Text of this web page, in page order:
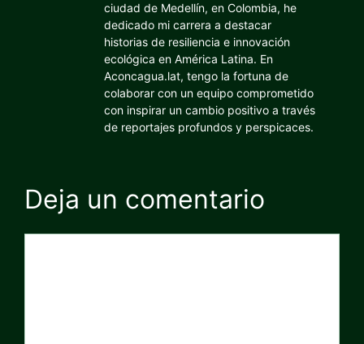
ciudad de Medellín, en Colombia, he
dedicado mi carrera a destacar
historias de resiliencia e innovación
ecológica en América Latina. En
Aconcagua.lat, tengo la fortuna de
colaborar con un equipo comprometido
con inspirar un cambio positivo a través
de reportajes profundos y perspicaces.
Deja un comentario